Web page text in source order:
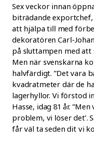
Sex veckor innan
biträdande
att hjälpa till med
dekoratören Carl-
på sluttampen med att
Men när svenskarna
halvfärdigt. ”Det vara
kvadratmeter där de
lagerhyllor. Vi förstod
Hasse, idag 81 år.
problem, vi löser det’.
får väl ta seden dit vi